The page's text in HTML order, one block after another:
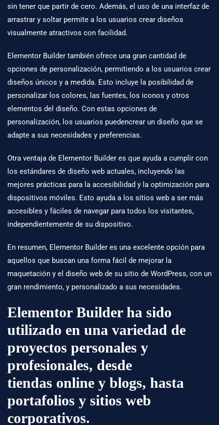
sin tener que partir de cero. Además, el uso de una interfaz de
arrastrar y soltar permite a los usuarios crear diseños
visualmente atractivos con facilidad.
Elementor Builder también ofrece una gran cantidad de
opciones de personalización, permitiendo a los usuarios crear
diseños únicos y a medida. Esto incluye la posibilidad de
personalizar los colores, las fuentes, los iconos y otros
elementos del diseño. Con estas opciones de
personalización, los usuarios puedencrear un diseño que se
adapte a sus necesidades y preferencias.
Otra ventaja de Elementor Builder es que ayuda a cumplir con
los estándares de diseño web actuales, incluyendo las
mejores prácticas para la accesibilidad y la optimización para
dispositivos móviles. Esto ayuda a los sitios web a ser más
accesibles y fáciles de navegar para todos los visitantes,
independientemente de su dispositivo.
En resumen, Elementor Builder es una excelente opción para
aquellos que buscan una forma fácil de mejorar la
maquetación y el diseño web de su sitio de WordPress, con un
gran rendimiento, y personalizado a sus necesidades.
Elementor Builder ha sido
utilizado en una variedad de
proyectos personales y
profesionales, desde
tiendas online y blogs, hasta
portafolios y sitios web
corporativos.